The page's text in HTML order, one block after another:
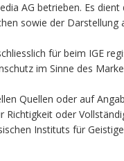
AG betrieben. Es
sowie der Darstellung
für beim IGE
im Sinne des
Quellen oder auf
oder
Instituts für